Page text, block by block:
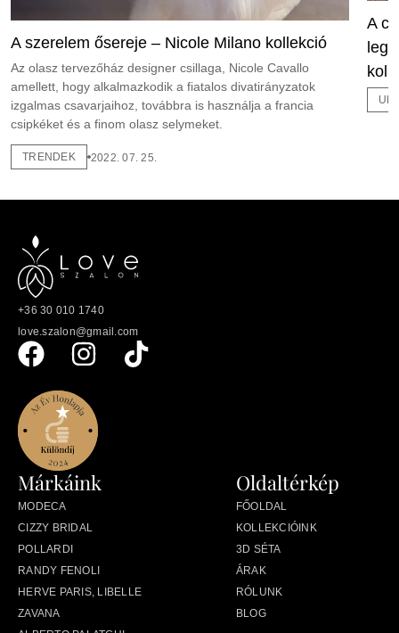
A szerelem ősereje – Nicole Milano kollekció
Az olasz tervezőház designer csillaga, Nicole Cavallo
amellett, hogy alkalmazkodik a fiatalos divatirányzatok
izgalmas csavarjaihoz, továbbra is használja a francia
csipkéket és a finom olasz selymeket.
TRENDEK 2022. 07. 25.
A
+36 30 010 1740
love.szalon@gmail.com
Oldaltérkép
FŐOLDAL
KOLLEKCIÓINK
3D SÉTA
ÁRAK
RÓLUNK
BLOG
Márkáink
MODECA
CIZZY BRIDAL
POLLARDI
RANDY FENOLI
HERVE PARIS, LIBELLE
ZAVANA